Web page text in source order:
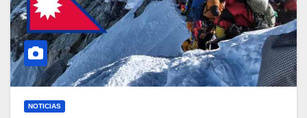
NOTICIAS